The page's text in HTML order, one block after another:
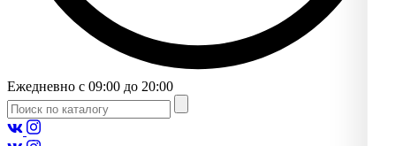
Ежедневно с 09:00 до 20:00